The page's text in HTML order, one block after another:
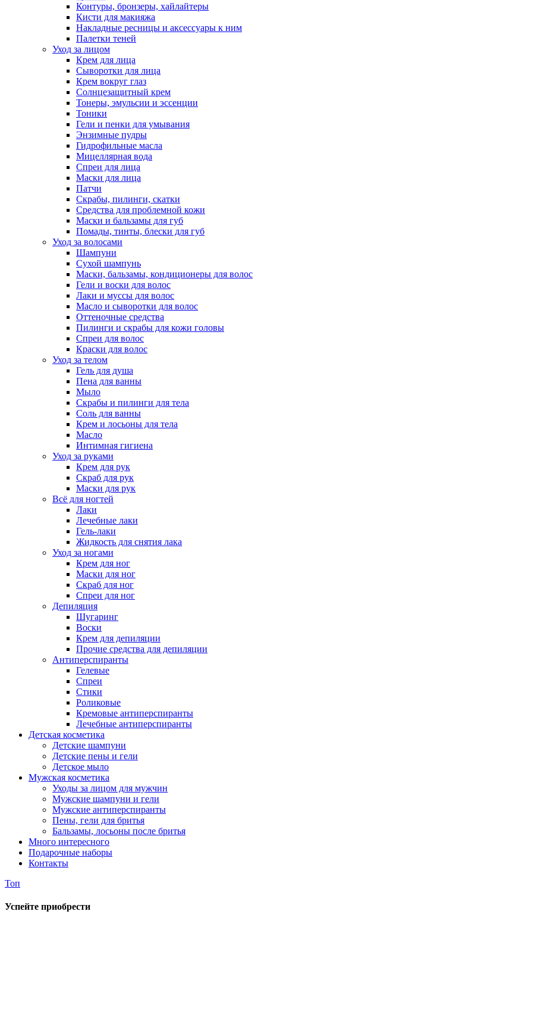
Контуры, бронзеры, хайлайтеры
Кисти для макияжа
Накладные ресницы и аксессуары к ним
Палетки теней
Уход за лицом
Крем для лица
Сыворотки для лица
Крем вокруг глаз
Солнцезащитный крем
Тонеры, эмульсии и эссенции
Тоники
Гели и пенки для умывания
Энзимные пудры
Гидрофильные масла
Мицеллярная вода
Спреи для лица
Маски для лица
Патчи
Скрабы, пилинги, скатки
Средства для проблемной кожи
Маски и бальзамы для губ
Помады, тинты, блески для губ
Уход за волосами
Шампуни
Сухой шампунь
Маски, бальзамы, кондиционеры для волос
Гели и воски для волос
Лаки и муссы для волос
Масло и сыворотки для волос
Оттеночные средства
Пилинги и скрабы для кожи головы
Спреи для волос
Краски для волос
Уход за телом
Гель для душа
Пена для ванны
Мыло
Скрабы и пилинги для тела
Соль для ванны
Крем и лосьоны для тела
Масло
Интимная гигиена
Уход за руками
Крем для рук
Скраб для рук
Маски для рук
Всё для ногтей
Лаки
Лечебные лаки
Гель-лаки
Жидкость для снятия лака
Уход за ногами
Крем для ног
Маски для ног
Скраб для ног
Спреи для ног
Депиляция
Шугаринг
Воски
Крем для депиляции
Прочие средства для депиляции
Антиперспиранты
Гелевые
Спреи
Стики
Роликовые
Кремовые антиперспиранты
Лечебные антиперспиранты
Детская косметика
Детские шампуни
Детские пены и гели
Детское мыло
Мужская косметика
Уходы за лицом для мужчин
Мужские шампуни и гели
Мужские антиперспиранты
Пены, гели для бритья
Бальзамы, лосьоны после бритья
Много интересного
Подарочные наборы
Контакты
Топ
Успейте приобрести